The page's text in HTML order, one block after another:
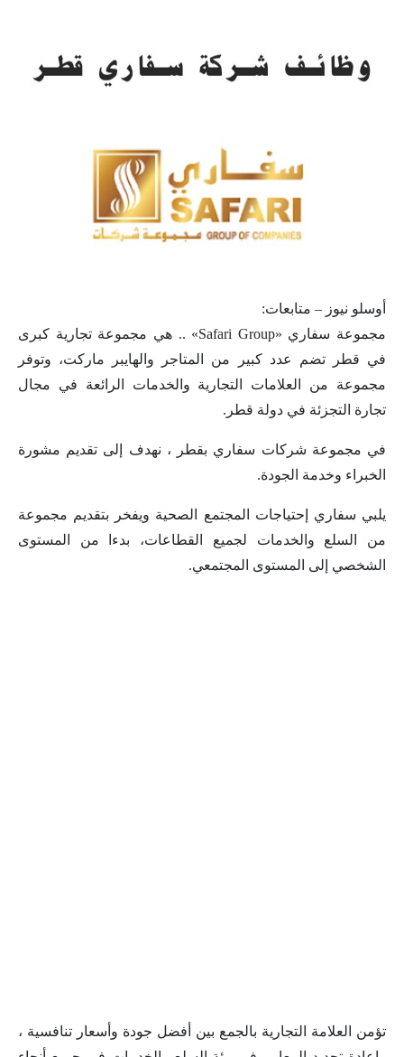
أوسلو نيوز – متابعات:
مجموعة سفاري «Safari Group» .. هي مجموعة تجارية كبرى
في قطر تضم عدد كبير من المتاجر والهايبر ماركت، وتوفر
مجموعة من العلامات التجارية والخدمات الرائعة في مجال
تجارة التجزئة في دولة قطر.
في مجموعة شركات سفاري بقطر ، نهدف إلى تقديم مشورة
الخبراء وخدمة الجودة.
يلبي سفاري إحتياجات المجتمع الصحية ويفخر بتقديم مجموعة
من السلع والخدمات لجميع القطاعات، بدءا من المستوى
الشخصي إلى المستوى المجتمعي.
تؤمن العلامة التجارية بالجمع بين أفضل جودة وأسعار تنافسية ،